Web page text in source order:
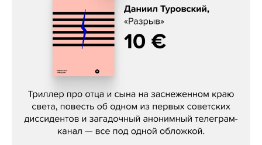
Даниил Туровский, «Разрыв»